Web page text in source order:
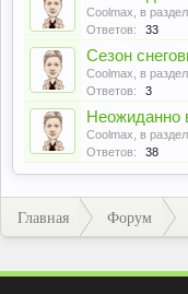
Coolmax , в
Ответов:
33
Сезон
Coolmax , в
Ответов:
3
Неожиданно
Coolmax , в
Ответов:
38
Главная Форум